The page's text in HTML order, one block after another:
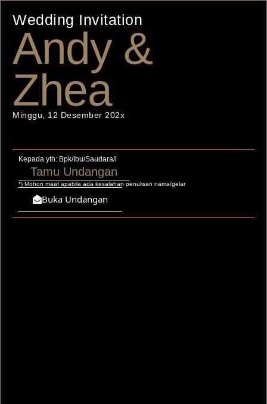
Wedding Invitation
Andy &
Zhea
Minggu, 12 Desember 202x
Kepada yth: Bpk/Ibu/Saudara/i
Tamu Undangan
*) Mohon maaf apabila ada kesalahan penulisan nama/gelar
Buka Undangan